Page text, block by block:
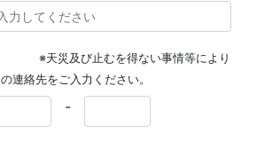
※天災及び止むを得ない事情等により
連絡先をご入力ください。
-